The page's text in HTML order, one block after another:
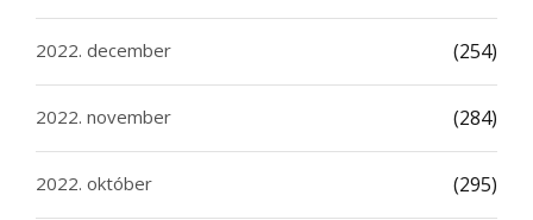
2022. december (254)
2022. november (284)
2022. október (295)